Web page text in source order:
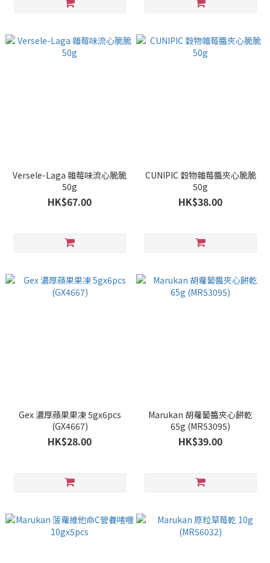
Versele-Laga 雜莓味流心脆脆
50g
HK$67.00
CUNIPIC 穀物雜莓醬夾心脆脆
50g
HK$38.00
Gex 濃厚蘋果果凍 5gx6pcs
(GX4667)
HK$28.00
Marukan 胡蘿蔔醬夾心餅乾
65g (MR53095)
HK$39.00